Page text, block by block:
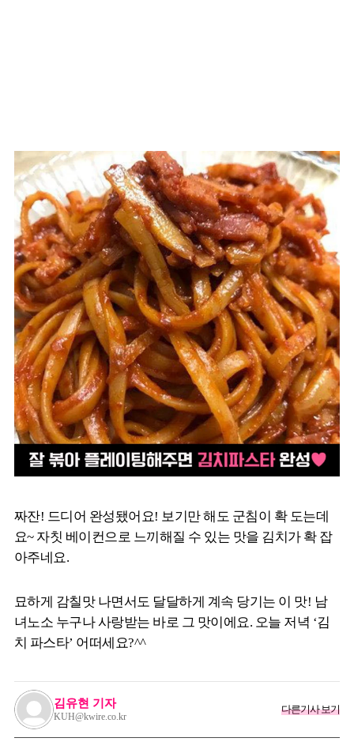
짜잔! 드디어 완성됐어요! 보기만 해도 군침이 확 도는데
요~ 자칫 베이컨으로 느끼해질 수 있는 맛을 김치가 확 잡
아주네요.
묘하게 감칠맛 나면서도 달달하게 계속 당기는 이 맛! 남
녀노소 누구나 사랑받는 바로 그 맛이에요. 오늘 저녁 ‘김
치 파스타’ 어떠세요?^^
김유현 기자
KUH@kwire.co.kr
다른기사 보기